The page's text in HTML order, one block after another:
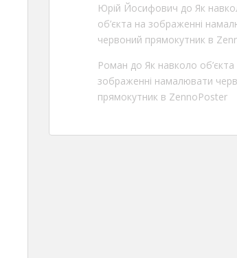
Юрій Йосифович до Як
об’єкта на зображенні
червоний прямокутник в
Роман до Як навколо об’єкта
зображенні намалювати
прямокутник в ZennoPoster